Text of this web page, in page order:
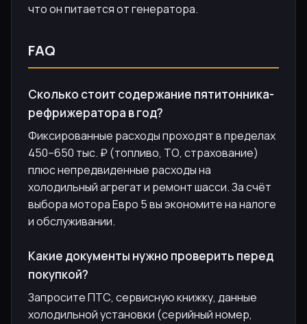
что он питается от генератора.
FAQ
Сколько стоит содержание пятитонника-
рефрижератора в год?
Фиксированные расходы проходят в пределах
450–650 тыс. ₽ (топливо, ТО, страхование)
плюс непредвиденные расходы на
холодильный агрегат и ремонт шасси. За счёт
выбора мотора Евро 5 вы экономите на налоге
и обслуживании.
Какие документы нужно проверить перед
покупкой?
Запросите ПТС, сервисную книжку, данные
холодильной установки (серийный номер,